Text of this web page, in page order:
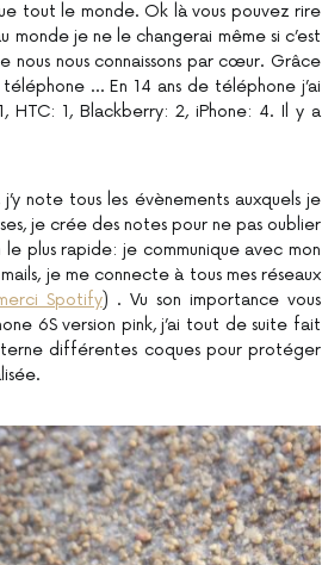
tout le monde. Ok là vous pouvez rire
monde je ne le changerai même si c’est
nous nous connaissons par cœur. Grâce
… En 14 ans de téléphone j’ai
HTC: 1, Blackberry: 2, iPhone: 4. Il y a
note tous les évènements auxquels je
je crée des notes pour ne pas oublier
plus rapide: je communique avec mon
je me connecte à tous mes réseaux
Spotify) . Vu son importance vous
6S version pink, j’ai tout de suite fait
différentes coques pour protéger